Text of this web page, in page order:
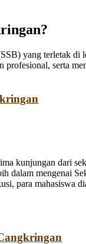
yang terletak
serta
kunjungan dari
dalam
para